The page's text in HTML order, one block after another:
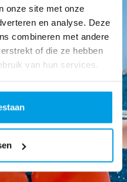
onze site met onze
en analyse. Deze
combineren met andere
of die ze hebben
van hun services.